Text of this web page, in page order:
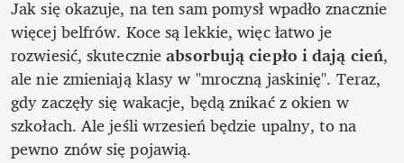
Jak się okazuje, na ten sam pomysł wpadło znacznie
więcej belfrów. Koce są lekkie, więc łatwo je
rozwiesić, skutecznie absorbują ciepło i dają cień,
ale nie zmieniają klasy w "mroczną jaskinię". Teraz,
gdy zaczęły się wakacje, będą znikać z okien w
szkołach. Ale jeśli wrzesień będzie upalny, to na
pewno znów się pojawią.